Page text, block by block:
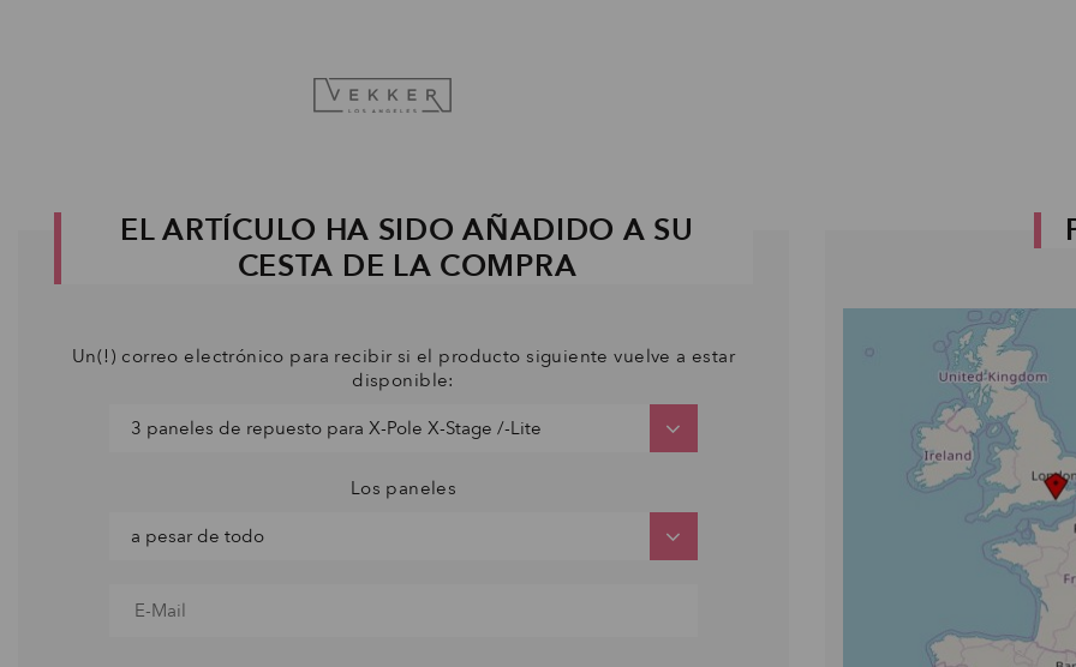
EL ARTÍCULO HA SIDO AÑADIDO A SU
CESTA DE LA COMPRA
Un(!) correo electrónico para recibir si el producto siguiente vuelve a estar
disponible:
Los paneles